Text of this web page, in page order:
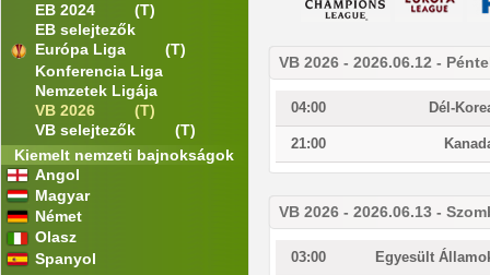
EB 2024
(T)
EB selejtezők
Európa Liga
(T)
Konferencia Liga
Nemzetek Ligája
VB 2026
(T)
VB selejtezők
(T)
Kiemelt nemzeti bajnokságok
Angol
Magyar
Német
Olasz
Spanyol
VB 2026 - 2026.06.12 -
04:00 Dél-
21:00
VB 2026 - 2026.06.13 -
03:00 Egyesült